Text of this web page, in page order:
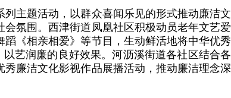
主题活动，以群众喜闻乐见的形式推动廉洁文
氛围。西津街道凤凰社区积极动员老年文艺爱
《相亲相爱》等节目，生动鲜活地将中华优秀
艺润廉的良好效果。河沥溪街道各社区结合各
廉洁文化影视作品展播活动，推动廉洁理念深